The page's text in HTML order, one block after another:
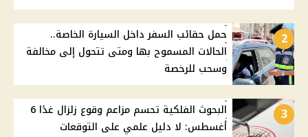
2
حمل حقائب السفر داخل السيارة الخاصة..
الحالات المسموح بها ومتى تتحول إلى مخالفة
وسحب للرخصة
3
البحوث الفلكية تحسم مزاعم وقوع زلزال غدًا 6
أغسطس: لا دليل علمي على التوقعات